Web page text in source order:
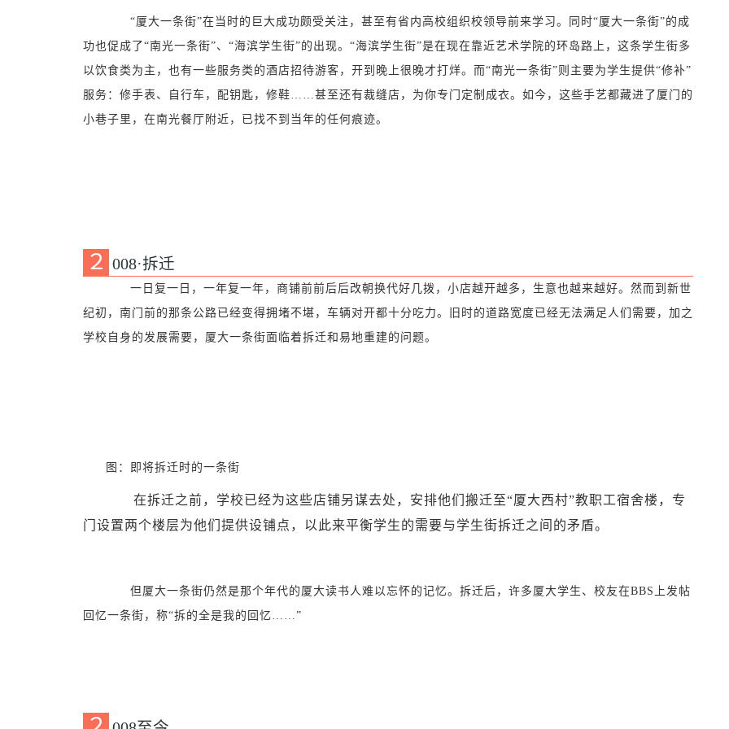
“厦大一条街”在当时的巨大成功颇受关注，甚至有省内高校组织校领导前来学习。同时“厦大一条街”的成
功也促成了“南光一条街”、“海滨学生街”的出现。“海滨学生街”是在现在靠近艺术学院的环岛路上，这条学生街多
以饮食类为主，也有一些服务类的酒店招待游客，开到晚上很晚才打烊。而“南光一条街”则主要为学生提供“修补”
服务：修手表、自行车，配钥匙，修鞋……甚至还有裁缝店，为你专门定制成衣。如今，这些手艺都藏进了厦门的
小巷子里，在南光餐厅附近，已找不到当年的任何痕迹。
２ 008·拆迁
一日复一日，一年复一年，商铺前前后后改朝换代好几拨，小店越开越多，生意也越来越好。然而到新世
纪初，南门前的那条公路已经变得拥堵不堪，车辆对开都十分吃力。旧时的道路宽度已经无法满足人们需要，加之
学校自身的发展需要，厦大一条街面临着拆迁和易地重建的问题。
图：即将拆迁时的一条街
在拆迁之前，学校已经为这些店铺另谋去处，安排他们搬迁至“厦大西村”教职工宿舍楼，专
门设置两个楼层为他们提供设铺点，以此来平衡学生的需要与学生街拆迁之间的矛盾。
但厦大一条街仍然是那个年代的厦大读书人难以忘怀的记忆。拆迁后，许多厦大学生、校友在BBS上发帖
回忆一条街，称“拆的全是我的回忆……”